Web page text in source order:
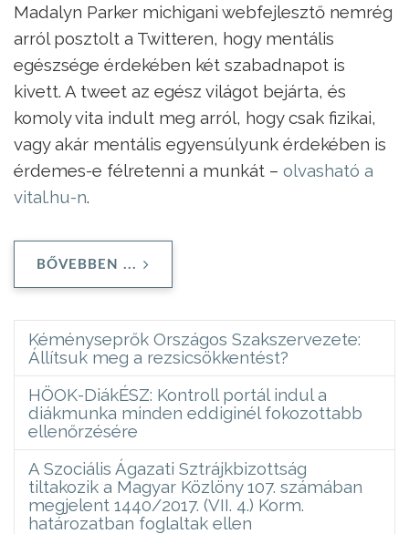
Madalyn Parker michigani webfejlesztő nemrég
arról posztolt a Twitteren, hogy mentális
egészsége érdekében két szabadnapot is
kivett. A tweet az egész világot bejárta, és
komoly vita indult meg arról, hogy csak fizikai,
vagy akár mentális egyensúlyunk érdekében is
érdemes-e félretenni a munkát – olvasható a
vital.hu-n.
BŐVEBBEN ...
Kéményseprők Országos Szakszervezete:
Állítsuk meg a rezsicsökkentést?
HÖOK-DiákÉSZ: Kontroll portál indul a
diákmunka minden eddiginél fokozottabb
ellenőrzésére
A Szociális Ágazati Sztrájkbizottság
tiltakozik a Magyar Közlöny 107. számában
megjelent 1440/2017. (VII. 4.) Korm.
határozatban foglaltak ellen